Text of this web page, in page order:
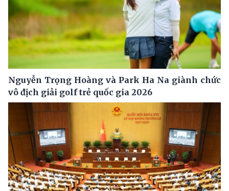
Nguyễn Trọng Hoàng và Park Ha Na giành chức
vô địch giải golf trẻ quốc gia 2026